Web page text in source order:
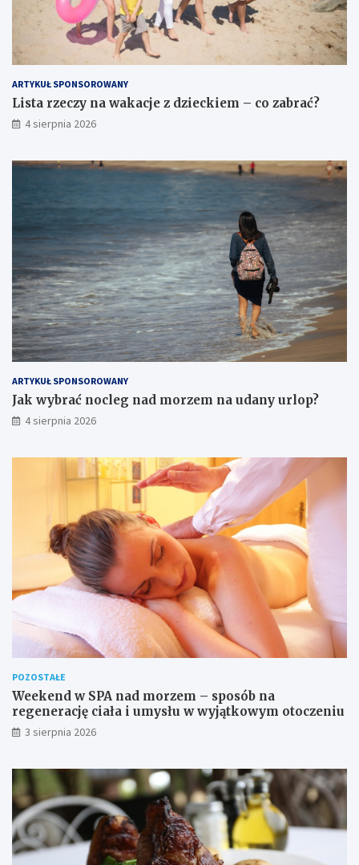
ARTYKUŁ SPONSOROWANY
Lista rzeczy na wakacje z dzieckiem – co zabrać?
4 sierpnia 2026
ARTYKUŁ SPONSOROWANY
Jak wybrać nocleg nad morzem na udany urlop?
4 sierpnia 2026
POZOSTAŁE
Weekend w SPA nad morzem – sposób na
regenerację ciała i umysłu w wyjątkowym otoczeniu
3 sierpnia 2026